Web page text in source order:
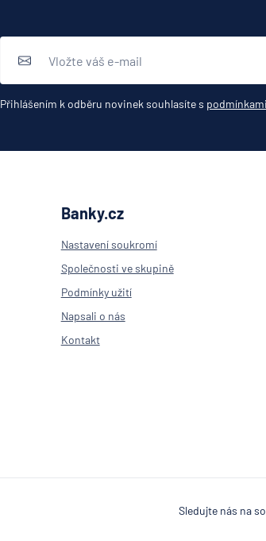
Přihlášením k odběru novinek souhlasíte s
Banky.cz
Nastavení soukromí
Společnosti ve skupině
Podmínky užití
Napsali o nás
Kontakt
Sledujte nás na